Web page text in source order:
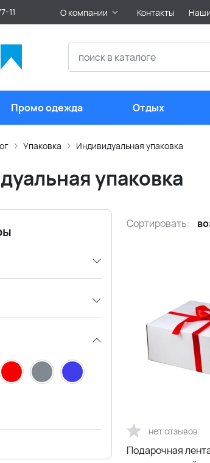
11 О компании Контакты
Промо одежда Отдых
Упаковка Индивидуальная упаковка
упаковка
Сортировать:
нет отзывов
Подарочная